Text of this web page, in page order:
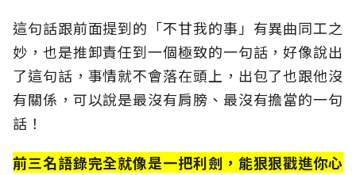
這句話跟前面提到的「不甘我的事」有異曲同工之
妙，也是推卸責任到一個極致的一句話，好像說出
了這句話，事情就不會落在頭上，出包了也跟他沒
有關係，可以說是最沒有肩膀、最沒有擔當的一句
話！
前三名語錄完全就像是一把利劍，能狠狠戳進你心